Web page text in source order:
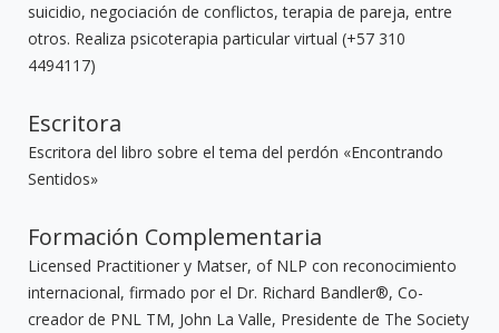
suicidio, negociación de conflictos, terapia de pareja, entre
otros. Realiza psicoterapia particular virtual (+57 310
4494117)
Escritora
Escritora del libro sobre el tema del perdón «Encontrando
Sentidos»
Formación Complementaria
Licensed Practitioner y Matser, of NLP con reconocimiento
internacional, firmado por el Dr. Richard Bandler®, Co-
creador de PNL TM, John La Valle, Presidente de The Society